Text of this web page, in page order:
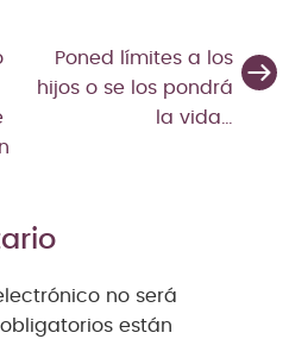
Poned límites a los
hijos o se los pondrá
la vida…
no será
obligatorios están